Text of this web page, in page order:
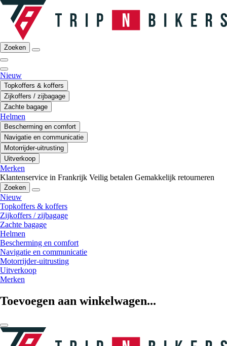
Zoeken
Nieuw
Topkoffers & koffers
Zijkoffers / zijbagage
Zachte bagage
Helmen
Bescherming en comfort
Navigatie en communicatie
Motorrijder-uitrusting
Uitverkoop
Merken
Klantenservice in Frankrijk Veilig betalen Gemakkelijk retourneren
Zoeken
Nieuw
Topkoffers & koffers
Zijkoffers / zijbagage
Zachte bagage
Helmen
Bescherming en comfort
Navigatie en communicatie
Motorrijder-uitrusting
Uitverkoop
Merken
Toevoegen aan winkelwagen...